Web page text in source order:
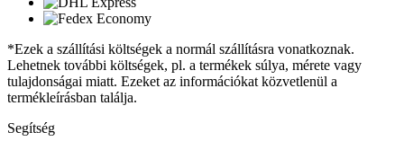
*Ezek a szállítási költségek a normál szállításra vonatkoznak.
Lehetnek további költségek, pl. a termékek súlya, mérete vagy
tulajdonságai miatt. Ezeket az információkat közvetlenül a
termékleírásban találja.
Segítség